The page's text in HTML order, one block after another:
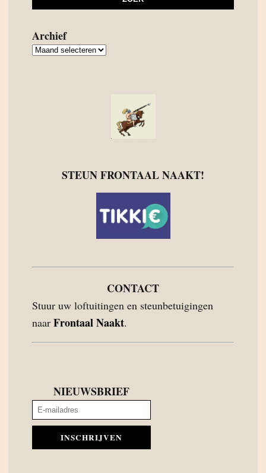
Archief
Archief
STEUN FRONTAAL NAAKT!
CONTACT
Stuur uw loftuitingen en steunbetuigingen
naar Frontaal Naakt.
NIEUWSBRIEF
INSCHRIJVEN